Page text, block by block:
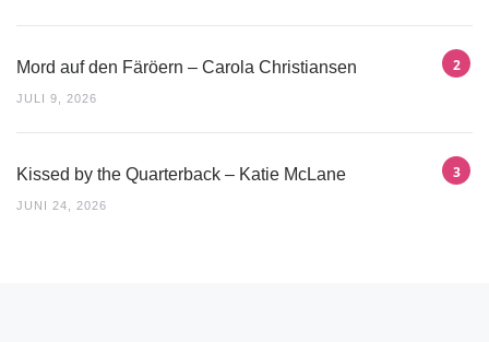
Mord auf den Färöern – Carola Christiansen
JULI 9, 2026
Kissed by the Quarterback – Katie McLane
JUNI 24, 2026